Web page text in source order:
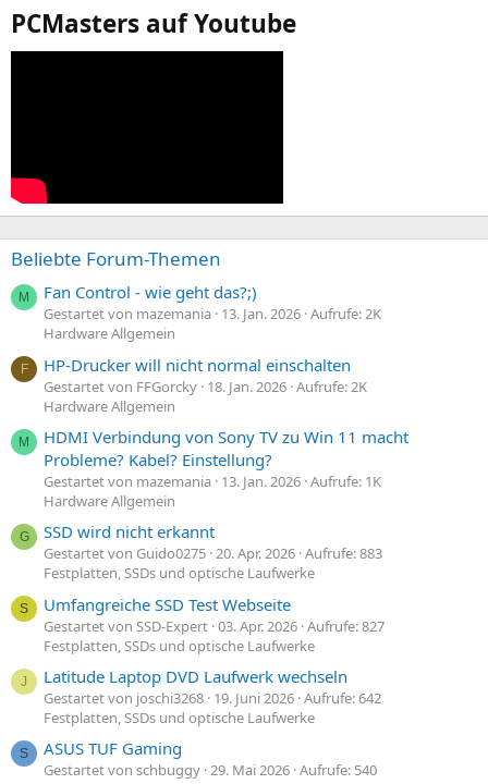
PCMasters auf Youtube
Beliebte Forum-Themen
M Fan Control - wie geht das?;)
Gestartet von mazemania 13. Jan. 2026 Aufrufe: 2K
Hardware Allgemein
F HP-Drucker will nicht normal einschalten
Gestartet von FFGorcky 18. Jan. 2026 Aufrufe: 2K
Hardware Allgemein
M
HDMI Verbindung von Sony TV zu Win 11 macht
Probleme? Kabel? Einstellung?
Gestartet von mazemania 13. Jan. 2026 Aufrufe: 1K
Hardware Allgemein
G SSD wird nicht erkannt
Gestartet von Guido0275 20. Apr. 2026 Aufrufe: 883
Festplatten, SSDs und optische Laufwerke
S Umfangreiche SSD Test Webseite
Gestartet von SSD-Expert 03. Apr. 2026 Aufrufe: 827
Festplatten, SSDs und optische Laufwerke
J Latitude Laptop DVD Laufwerk wechseln
Gestartet von joschi3268 19. Juni 2026 Aufrufe: 642
Festplatten, SSDs und optische Laufwerke
S ASUS TUF Gaming
Gestartet von schbuggy 29. Mai 2026 Aufrufe: 540